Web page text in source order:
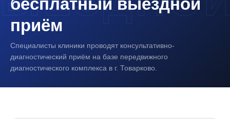
приём
Специалисты клиники проводят консультативно-
диагностический приём на базе передвижного
диагностического комплекса в г. Товарково.